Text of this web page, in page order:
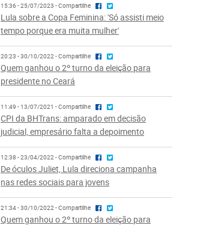
15:36 - 25/07/2023 - Compartilhe
Lula sobre a Copa Feminina: 'Só assisti meio
tempo porque era muita mulher'
20:23 - 30/10/2022 - Compartilhe
Quem ganhou o 2º turno da eleição para
presidente no Ceará
11:49 - 13/07/2021 - Compartilhe
CPI da BHTrans: amparado em decisão
judicial, empresário falta a depoimento
12:38 - 23/04/2022 - Compartilhe
De óculos Juliet, Lula direciona campanha
nas redes sociais para jovens
21:34 - 30/10/2022 - Compartilhe
Quem ganhou o 2º turno da eleição para